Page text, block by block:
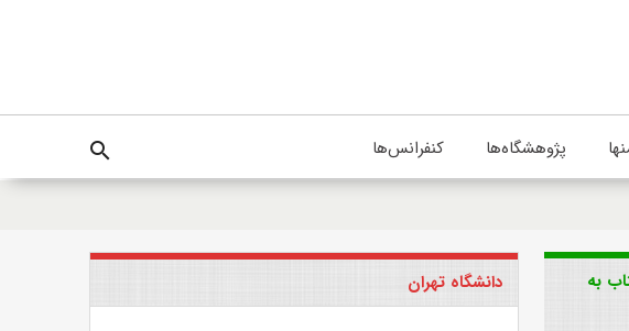
پژوهشگاه‌ها کنفرانس‌ها search
به
دانشگاه تهران